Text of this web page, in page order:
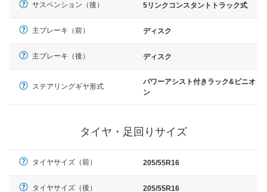
サスペンション（後） 5リンクコンスタントトラック式
主ブレーキ（前） ディスク
主ブレーキ（後） ディスク
ステアリングギヤ形式
パワーアシスト付きラック&ピニオ
ン
タイヤ・足回りサイズ
タイヤサイズ（前） 205/55R16
タイヤサイズ（後） 205/55R16